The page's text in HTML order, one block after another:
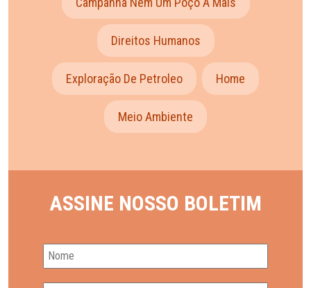
Direitos Humanos
Exploração De Petroleo Home
Meio Ambiente
ASSINE NOSSO BOLETIM